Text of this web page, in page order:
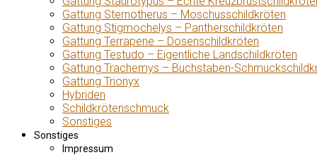
Gattung Sternotherus – Moschusschildkröten
Gattung Stigmochelys – Pantherschildkröten
Gattung Terrapene – Dosenschildkröten
Gattung Testudo – Eigentliche Landschildkröten
Gattung Trachemys – Buchstaben-
Gattung Trionyx
Hybriden
Schildkrötenschmuck
Sonstiges
Sonstiges
Impressum